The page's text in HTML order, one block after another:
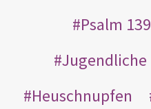
Psalm 139
Jugendliche
Heuschnupfen